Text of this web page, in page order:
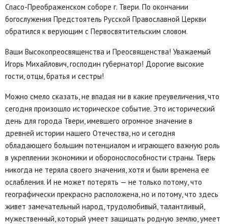
Спасо-Преображенском соборе г. Твери. По окончании
богослужения Предстоятель Русской Православной Церкви
обратился к верующим с Первосвятительским словом.
Ваши Высокопреосвященства и Преосвященства! Уважаемый
Игорь Михайлович, господин губернатор! Дорогие высокие
гости, отцы, братья и сестры!
Можно смело сказать, не впадая ни в какие преувеличения, что
сегодня произошло историческое событие. Это исторический
день для города Твери, имевшего огромное значение в
древней истории нашего Отечества, но и сегодня
обладающего большим потенциалом и играющего важную роль
в укреплении экономики и обороноспособности страны. Тверь
никогда не теряла своего значения, хотя и были времена ее
ослабления. И не может потерять — не только потому, что
географически прекрасно расположена, но и потому, что здесь
живет замечательный народ, трудолюбивый, талантливый,
мужественный, который умеет защищать родную землю, умеет